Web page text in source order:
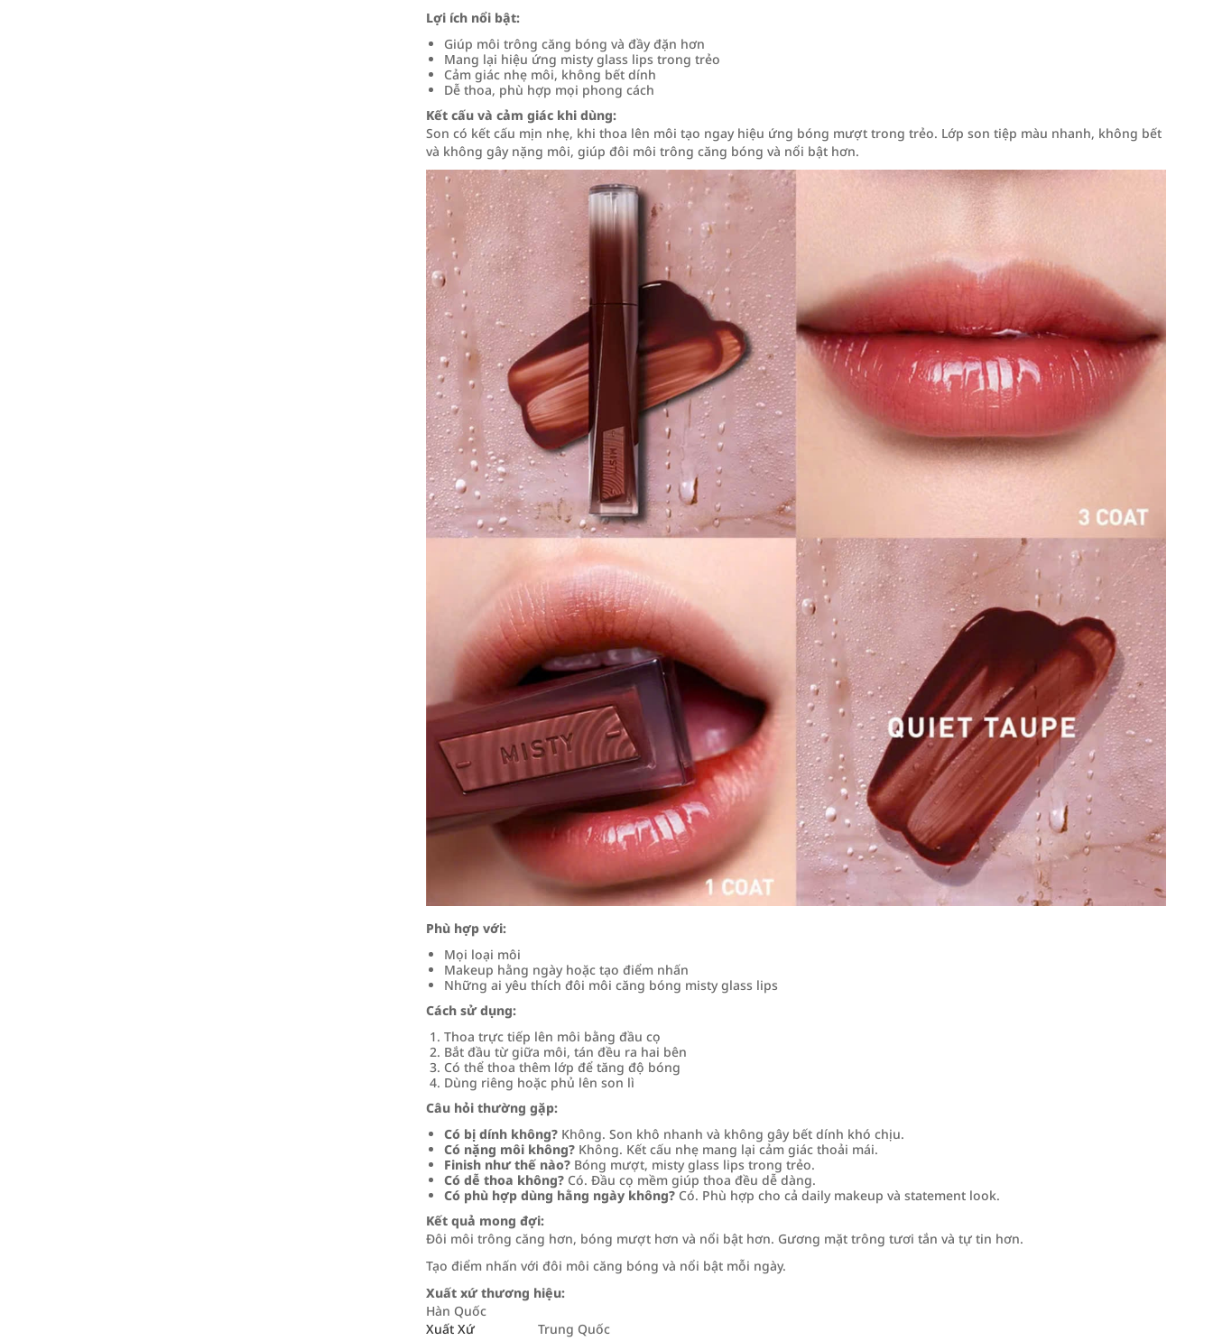
Lợi ích nổi bật:
Giúp môi trông căng bóng và đầy đặn hơn
Mang lại hiệu ứng misty glass lips trong trẻo
Cảm giác nhẹ môi, không bết dính
Dễ thoa, phù hợp mọi phong cách
Kết cấu và cảm giác khi dùng:
Son có kết cấu mịn nhẹ, khi thoa lên môi tạo ngay hiệu ứng bóng mượt trong trẻo. Lớp son tiệp màu nhanh, không bết
và không gây nặng môi, giúp đôi môi trông căng bóng và nổi bật hơn.
Phù hợp với:
Mọi loại môi
Makeup hằng ngày hoặc tạo điểm nhấn
Những ai yêu thích đôi môi căng bóng misty glass lips
Cách sử dụng:
Thoa trực tiếp lên môi bằng đầu cọ
Bắt đầu từ giữa môi, tán đều ra hai bên
Có thể thoa thêm lớp để tăng độ bóng
Dùng riêng hoặc phủ lên son lì
Câu hỏi thường gặp:
Có bị dính không? Không. Son khô nhanh và không gây bết dính khó chịu.
Có nặng môi không? Không. Kết cấu nhẹ mang lại cảm giác thoải mái.
Finish như thế nào? Bóng mượt, misty glass lips trong trẻo.
Có dễ thoa không? Có. Đầu cọ mềm giúp thoa đều dễ dàng.
Có phù hợp dùng hằng ngày không? Có. Phù hợp cho cả daily makeup và statement look.
Kết quả mong đợi:
Đôi môi trông căng hơn, bóng mượt hơn và nổi bật hơn. Gương mặt trông tươi tắn và tự tin hơn.
Tạo điểm nhấn với đôi môi căng bóng và nổi bật mỗi ngày.
Xuất xứ thương hiệu:
Hàn Quốc
Xuất Xứ
Trung Quốc